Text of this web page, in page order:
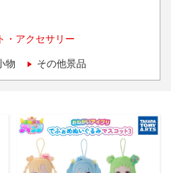
・アクセサリー
物 その他景品